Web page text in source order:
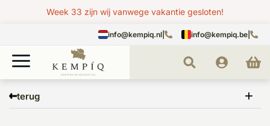
Week 33 zijn wij vanwege vakantie gesloten!
info@kempiq.nl info@kempiq.be
terug
datura